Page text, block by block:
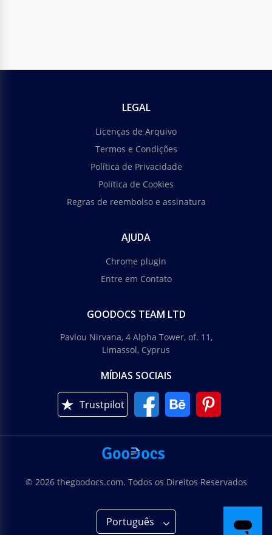
LEGAL
Licenças de Arquivo
Termos e Condições
Política de Privacidade
Política de Cookies
Regras de reembolso e assinatura
AJUDA
Chrome plugin
Entre em Contato
GOODOCS TEAM LTD
Pavlou Nirvana, 4 Alpha Tower, of. 11,
Limassol, Cyprus
MÍDIAS SOCIAIS
Trustpilot
© 2026 thegoodocs.com. Todos os Direitos Reservados
Português